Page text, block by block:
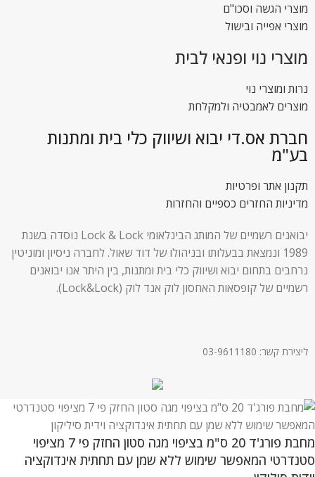
מוצרי הגשה וסכו"ם
מוצרי אפייה ובישול
מוצרי נוי ופנאי לבית
נרות ומוצרי נוי
מוצרים לאמבטיה ולמקלחת
חברת אס.די יבוא ושיווק כלי בית ומתנות
בע"מ
תקנון אתר ופרטיות
מדיניות החזרים כספיים והחזרות
יבואנים רשמיים של המותג הבינלאומי Lock & Lock נוסדה בשנת
1989 ונמצאת בבעלותו ובניהולו של דוד שאול. לחברה ניסיון ומוניטין
נרחבים בתחום יבוא ושיווק כלי בית ומתנות, בין היתר אנו יבואנים
רשמיים של קופסאות האחסון לוק אנד לוק (Lock&Lock).
ליצירת קשר: 03-9611180
מחבת פורג'ד 20 ס"מ בציפוי מגה סטון החזק פי 7 מציפוי
סטנדרטי המאפשר שימוש ללא שמן עם תחתית אינדוקציה